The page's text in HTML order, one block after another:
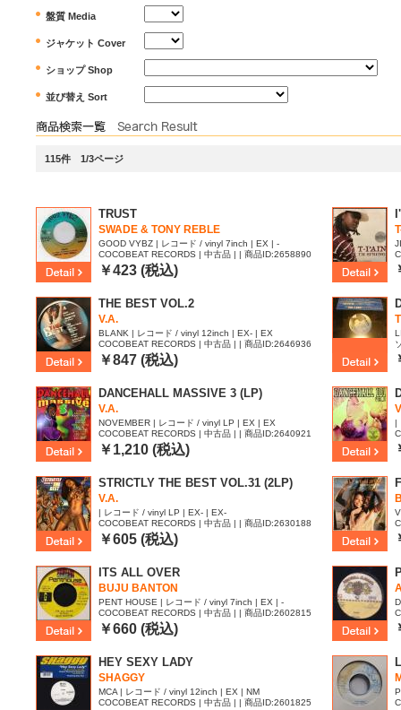
盤質 Media
ジャケット Cover
ショップ Shop
並び替え Sort
115件 1/3ページ
TRUST
SWADE & TONY REBLE
GOOD VYBZ | レコード / vinyl 7inch | EX | -
COCOBEAT RECORDS | 中古品 | | 商品ID:2658890
￥423 (税込)
THE BEST VOL.2
V.A.
BLANK | レコード / vinyl 12inch | EX- | EX
COCOBEAT RECORDS | 中古品 | | 商品ID:2646936
￥847 (税込)
DANCEHALL MASSIVE 3 (LP)
V.A.
NOVEMBER | レコード / vinyl LP | EX | EX
COCOBEAT RECORDS | 中古品 | | 商品ID:2640921
￥1,210 (税込)
|
STRICTLY THE BEST VOL.31 (2LP)
V.A.
| レコード / vinyl LP | EX- | EX-
COCOBEAT RECORDS | 中古品 | | 商品ID:2630188
￥605 (税込)
ITS ALL OVER
BUJU BANTON
PENT HOUSE | レコード / vinyl 7inch | EX | -
COCOBEAT RECORDS | 中古品 | | 商品ID:2602815
￥660 (税込)
|
HEY SEXY LADY
SHAGGY
MCA | レコード / vinyl 12inch | EX | NM
COCOBEAT RECORDS | 中古品 | | 商品ID:2601825